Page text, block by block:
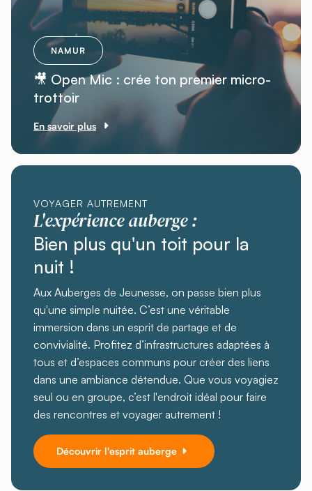
NAMUR
🎥 Open Mic : crée ton premier micro-
trottoir
En savoir plus
VOYAGER AUTREMENT
L'expérience auberge :
Bien plus qu'un toit pour la
nuit !
Aux Auberges de Jeunesse, on passe bien plus
qu'une simple nuitée. C’est une véritable
immersion dans un esprit de partage et de
convivialité. Profitez d’infrastructures adaptées à
tous et d’espaces communs pour créer des liens
dans une ambiance détendue. Que vous voyagiez
seul ou en groupe, c’est l'endroit idéal pour faire
des rencontres et voyager autrement !
Découvrir l'esprit auberge